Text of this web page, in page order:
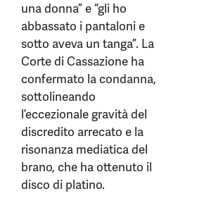
una donna” e “gli ho
abbassato i pantaloni e
sotto aveva un tanga”. La
Corte di Cassazione ha
confermato la condanna,
sottolineando
l’eccezionale gravità del
discredito arrecato e la
risonanza mediatica del
brano, che ha ottenuto il
disco di platino.